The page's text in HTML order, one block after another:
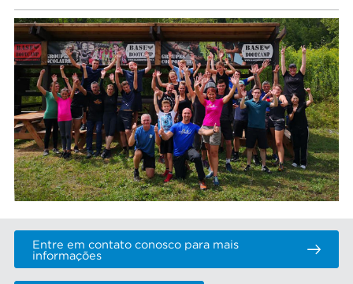
Entre em contato conosco para mais
informações